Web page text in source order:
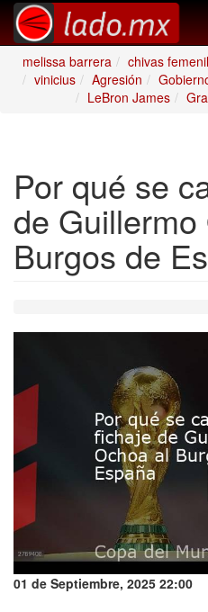
melissa barrera
chivas femenil
vinicius
Agresión
LeBron James
Por qué se
de
Burgos de
01 de Septiembre, 2025 22:00